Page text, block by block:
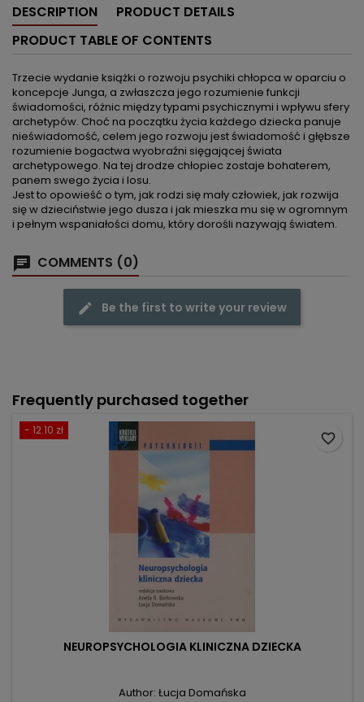
DESCRIPTION
PRODUCT DETAILS
PRODUCT TABLE OF CONTENTS
Trzecie wydanie książki o rozwoju psychiki chłopca w oparciu o
koncepcje Junga, a zwłaszcza jego rozumienie funkcji
świadomości, różnic między typami psychicznymi i wpływu sfery
archetypów. Choć na początku życia każdego dziecka panuje
nieświadomość, celem jego rozwoju jest świadomość i głębsze
rozumienie bogactwa wyobraźni sięgającej świata
archetypowego. Na tej drodze chłopiec zostaje bohaterem,
panem swego życia i losu.
Jest to opowieść o tym, jak rodzi się mały człowiek, jak rozwija
się w dzieciństwie jego dusza i jak mieszka mu się w ogromnym
i pełnym wspaniałości domu, który dorośli nazywają światem.
COMMENTS (0)
Be the first to write your review
Frequently purchased together
- 12.10 zł
NEUROPSYCHOLOGIA KLINICZNA DZIECKA
Author: Łucja Domańska
favorite_border